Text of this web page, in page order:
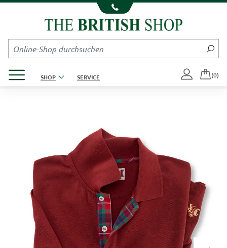
Kompletten Head der Seite überspringen
SHOP SERVICE (0)